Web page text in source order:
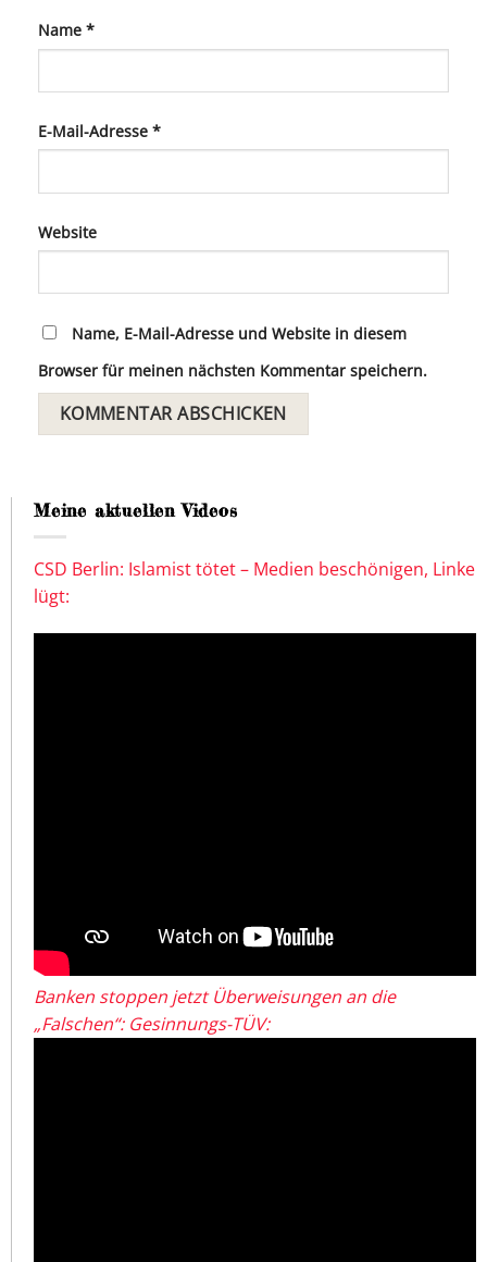
Name *
E-Mail-Adresse *
Website
Name, E-Mail-Adresse und Website in diesem
Browser für meinen nächsten Kommentar speichern.
Meine aktuellen Videos
CSD Berlin: Islamist tötet – Medien beschönigen, Linke
lügt:
Banken stoppen jetzt Überweisungen an die
„Falschen“: Gesinnungs-TÜV: